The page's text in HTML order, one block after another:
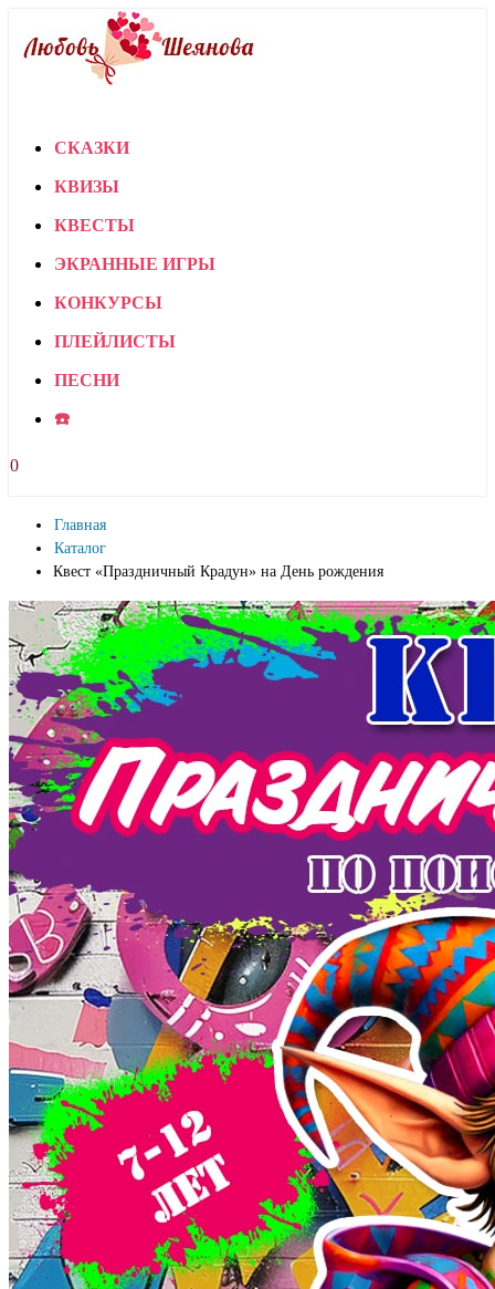
СКАЗКИ
КВИЗЫ
КВЕСТЫ
ЭКРАННЫЕ ИГРЫ
КОНКУРСЫ
ПЛЕЙЛИСТЫ
ПЕСНИ
☎️
0
Главная
Каталог
Квест «Праздничный Крадун» на День рождения